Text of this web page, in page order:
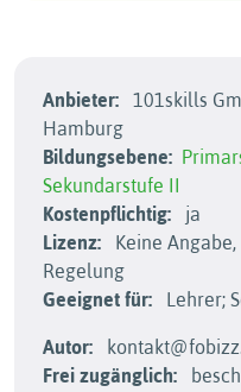
Anbieter:
101skills
Hamburg
Bildungsebene:
Sekundarstufe II
Kostenpflichtig:
ja
Lizenz:
Keine
Regelung
Geeignet für:
Lehrer;
Autor:
Frei zugänglich: